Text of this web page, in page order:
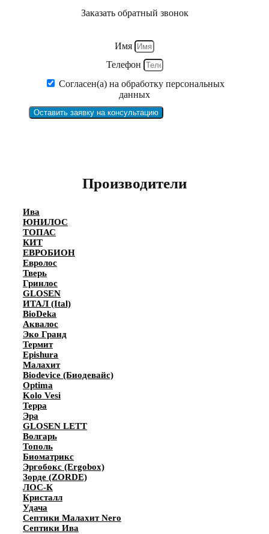
Заказать обратный звонок
Имя
Телефон
Согласен(а) на обработку персональных
данных
Оставить заявку на консультацию
Производители
Ива
ЮНИЛОС
ТОПАС
КИТ
ЕВРОБИОН
Евролос
Тверь
Гринлос
GLOSEN
ИТАЛ (Ital)
BioDeka
Аквалос
Эко Гранд
Термит
Epishura
Малахит
Biodevice (Биодевайс)
Optima
Kolo Vesi
Терра
Эра
GLOSEN LETT
Волгарь
Тополь
Биоматрикс
Эргобокс (Ergobox)
Зорде (ZORDE)
ЛОС-К
Кристалл
Удача
Септики Малахит Nero
Септики Ива